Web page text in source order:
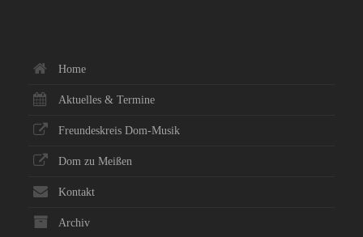
Home
Aktuelles & Termine
Freundeskreis Dom-Musik
Dom zu Meißen
Kontakt
Archiv